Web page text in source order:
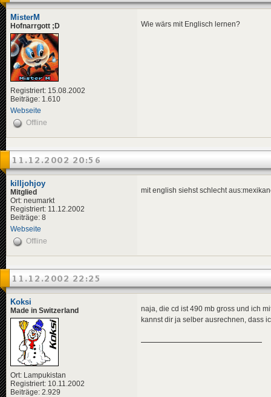
MisterM
Hofnarrgott ;D
Registriert: 15.08.2002
Beiträge: 1.610
Webseite
Wie wärs mit Englisch lernen?
Offline
11.12.2002 20:56
killjohjoy
Mitglied
Ort: neumarkt
Registriert: 11.12.2002
Beiträge: 8
Webseite
mit english siehst schlecht
Offline
11.12.2002 22:25
Koksi
Made in Switzerland
Ort: Lampukistan
Registriert: 10.11.2002
Beiträge: 2.929
naja, die cd ist 490 mb gross und ich
kannst dir ja selber ausrechnen, dass